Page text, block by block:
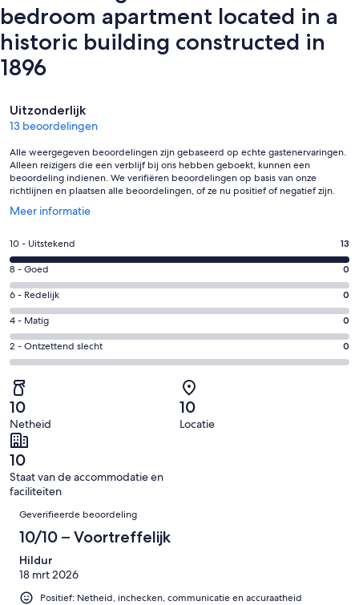
bedroom apartment located in a
historic building constructed in
1896
Beoordelingen
Uitzonderlijk
13 beoordelingen
Alle weergegeven beoordelingen zijn gebaseerd op echte gastenervaringen.
Alleen reizigers die een verblijf bij ons hebben geboekt, kunnen een
beoordeling indienen. We verifiëren beoordelingen op basis van onze
richtlijnen en plaatsen alle beoordelingen, of ze nu positief of negatief zijn.
Meer informatie
Opent
een
nieuw
venster
Gastenscore:
10
-
Uitstekend.
13
van
13
beoordelingen
10 - Uitstekend 13
Gastenscore:
8
-
Goed.
0
van
beoordelingen
8 - Goed 0
Gastenscore:
6
-
Redelijk.
0
van
13
beoordelingen
6 - Redelijk 0
Gastenscore:
4
-
0
van
13
beoordelingen
4 - Matig 0
Gastenscore:
2
-
Ontzettend
slecht.
0
van
13
beoordelingen
2 - Ontzettend slecht 0
10
Netheid
10
Locatie
10
Staat van de accommodatie en
faciliteiten
Beoordelingen
Geverifieerde beoordeling
10/10 – Voortreffelijk
Hildur
18 mrt 2026
Positief: Netheid, inchecken, communicatie en accuraatheid